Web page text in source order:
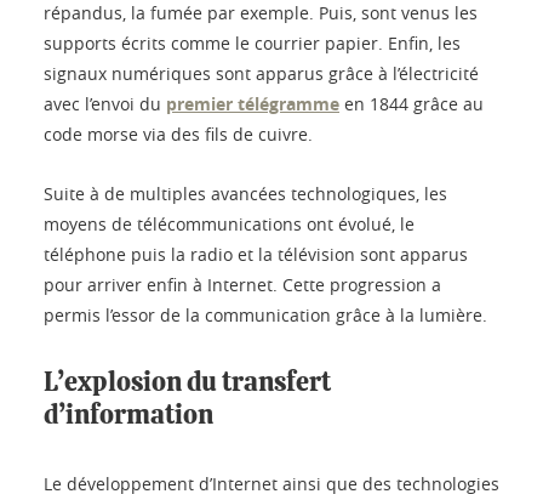
répandus, la fumée par exemple. Puis, sont venus les
supports écrits comme le courrier papier. Enfin, les
signaux numériques sont apparus grâce à l’électricité
avec l’envoi du premier télégramme en 1844 grâce au
code morse via des fils de cuivre.
Suite à de multiples avancées technologiques, les
moyens de télécommunications ont évolué, le
téléphone puis la radio et la télévision sont apparus
pour arriver enfin à Internet. Cette progression a
permis l’essor de la communication grâce à la lumière.
L’explosion du transfert
d’information
Le développement d’Internet ainsi que des technologies